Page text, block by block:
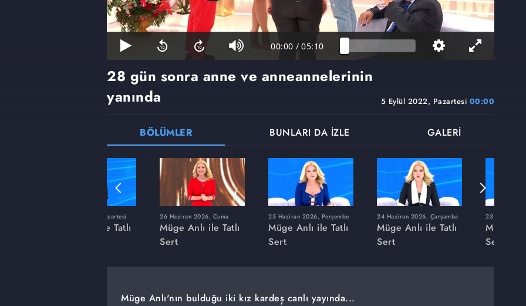
00:00 / 05:10
5 Eylül 2022, Pazartesi 00:00
28 gün sonra anne ve anneannelerinin
yanında
BÖLÜMLER BUNLARI DA İZLE GALERİ
8 Haziran 2026, Pazartesi
Müge Anlı ile Tatlı
26 Haziran 2026, Cuma
Müge Anlı ile Tatlı
Sert
25 Haziran 2026, Perşembe
Müge Anlı ile Tatlı
Sert
24 Haziran 2026, Çarşamba
Müge Anlı ile Tatlı
Sert
23 Haziran
Müge
Sert
Müge Anlı'nın bulduğu iki kız kardeş canlı yayında...